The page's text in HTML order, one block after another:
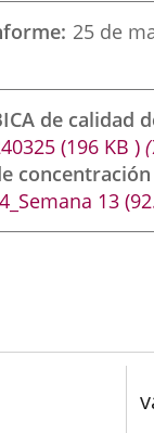
25 de
de calidad
(196 KB )
concentración
13